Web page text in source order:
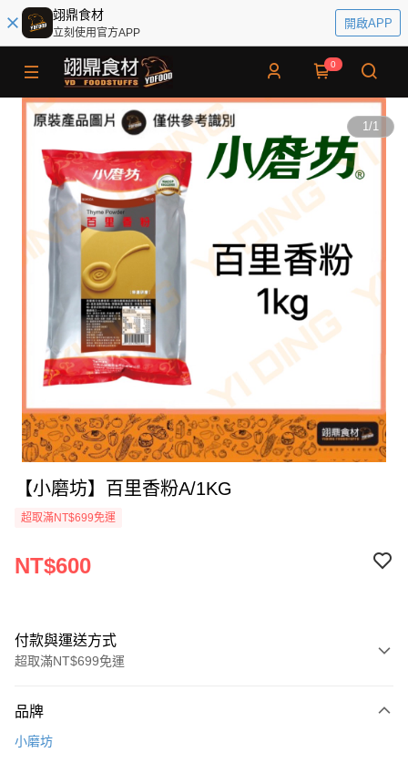
翊鼎食材
立刻使用官方APP
開啟APP
0
1/1
【小磨坊】百里香粉A/1KG
超取滿NT$699免運
NT$600
付款與運送方式
超取滿NT$699免運
信用卡一次付款
品牌
小磨坊